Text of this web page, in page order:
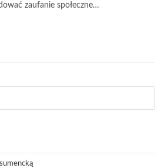
zaufanie społeczne…